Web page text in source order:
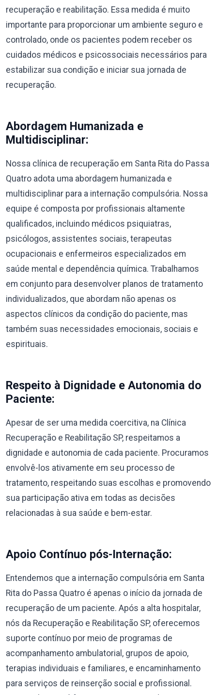
recuperação e reabilitação. Essa medida é muito
importante para proporcionar um ambiente seguro e
controlado, onde os pacientes podem receber os
cuidados médicos e psicossociais necessários para
estabilizar sua condição e iniciar sua jornada de
recuperação.
Abordagem Humanizada e
Multidisciplinar:
Nossa clínica de recuperação em Santa Rita do Passa
Quatro adota uma abordagem humanizada e
multidisciplinar para a internação compulsória. Nossa
equipe é composta por profissionais altamente
qualificados, incluindo médicos psiquiatras,
psicólogos, assistentes sociais, terapeutas
ocupacionais e enfermeiros especializados em
saúde mental e dependência química. Trabalhamos
em conjunto para desenvolver planos de tratamento
individualizados, que abordam não apenas os
aspectos clínicos da condição do paciente, mas
também suas necessidades emocionais, sociais e
espirituais.
Respeito à Dignidade e Autonomia do
Paciente:
Apesar de ser uma medida coercitiva, na Clínica
Recuperação e Reabilitação SP, respeitamos a
dignidade e autonomia de cada paciente. Procuramos
envolvê-los ativamente em seu processo de
tratamento, respeitando suas escolhas e promovendo
sua participação ativa em todas as decisões
relacionadas à sua saúde e bem-estar.
Apoio Contínuo pós-Internação:
Entendemos que a internação compulsória em Santa
Rita do Passa Quatro é apenas o início da jornada de
recuperação de um paciente. Após a alta hospitalar,
nós da Recuperação e Reabilitação SP, oferecemos
suporte contínuo por meio de programas de
acompanhamento ambulatorial, grupos de apoio,
terapias individuais e familiares, e encaminhamento
para serviços de reinserção social e profissional.